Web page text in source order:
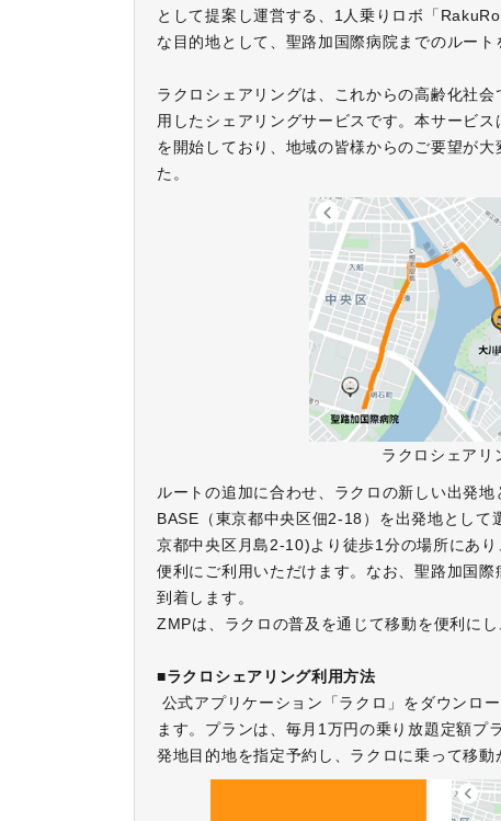
として提案し運営する、1人乗りロボ「
な目的地として、聖路加国際病院までのルート
ラクロシェアリングは、これからの高齢化社
用したシェアリングサービスです。本サービ
を開始しており、地域の皆様からのご要望が
た。
ラクロシェアリ
ルートの追加に合わせ、ラクロの新しい出発
BASE（東京都中央区佃2-18）を出発地とし
京都中央区月島2-10)より徒歩1分の場所にあ
便利にご利用いただけます。なお、聖路加国
到着します。
ZMPは、ラクロの普及を通じて移動を便利に
■ラクロシェアリング利用方法
公式アプリケーション「ラクロ」をダウンロ
ます。プランは、毎月1万円の乗り放題定額プ
発地目的地を指定予約し、ラクロに乗って移